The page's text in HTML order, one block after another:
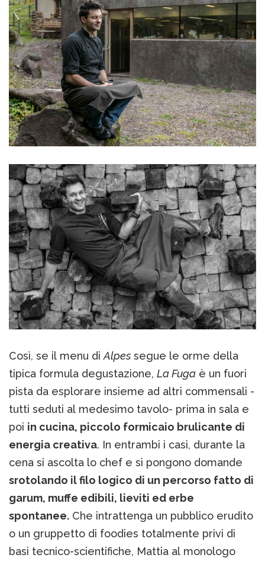
Così, se il menu di Alpes segue le orme della
tipica formula degustazione, La Fuga è un fuori
pista da esplorare insieme ad altri commensali -
tutti seduti al medesimo tavolo- prima in sala e
poi in cucina, piccolo formicaio brulicante di
energia creativa. In entrambi i casi, durante la
cena si ascolta lo chef e si pongono domande
srotolando il filo logico di un percorso fatto di
garum, muffe edibili, lieviti ed erbe
spontanee. Che intrattenga un pubblico erudito
o un gruppetto di foodies totalmente privi di
basi tecnico-scientifiche, Mattia al monologo